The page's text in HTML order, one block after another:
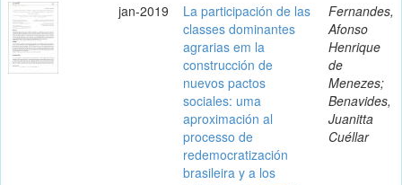
jan-2019
La participación de las
classes dominantes
agrarias em la
construcción de
nuevos pactos
sociales: uma
aproximación al
processo de
redemocratización
brasileira y a los
Fernandes,
Afonso
Henrique
de
Menezes;
Benavides,
Juanitta
Cuéllar